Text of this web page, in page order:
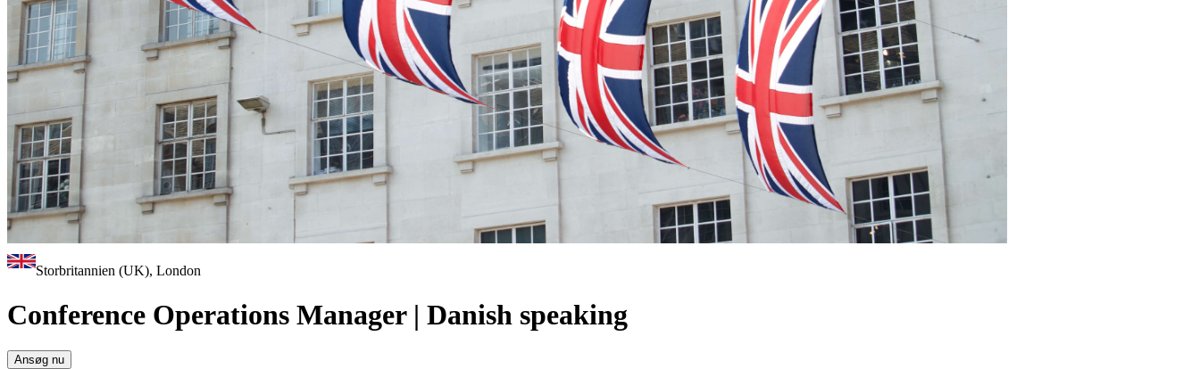
Storbritannien (UK), London
Conference Operations Manager | Danish speaking
Ansøg nu